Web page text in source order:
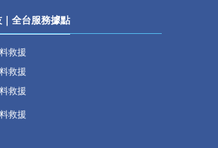
全台服務據點
救援
救援
救援
救援